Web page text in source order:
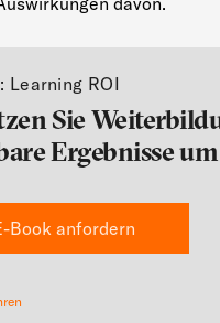
Learning ROI
Sie
Ergebnisse
Book anfordern